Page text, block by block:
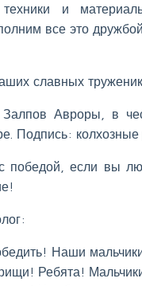
техники и
все это
славных
Авроры, в
Подпись:
победой, если вы
Наши
Ребята!